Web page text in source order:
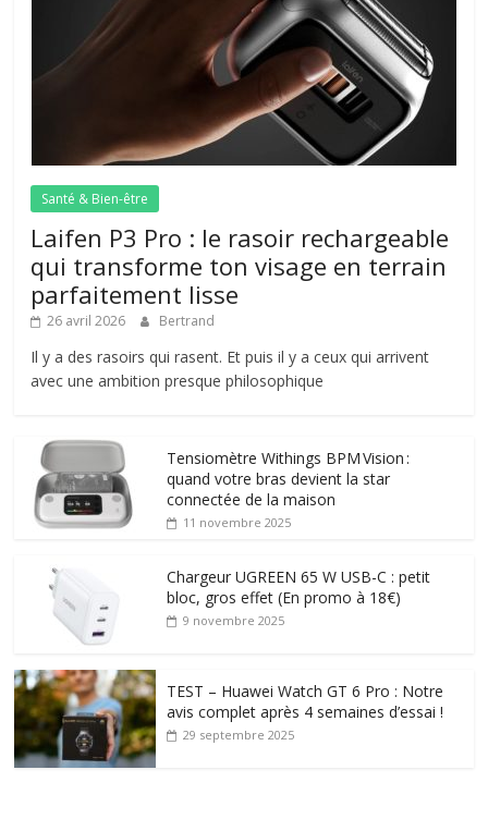
Santé & Bien-être
Laifen P3 Pro : le rasoir rechargeable
qui transforme ton visage en terrain
parfaitement lisse
26 avril 2026 Bertrand
Il y a des rasoirs qui rasent. Et puis il y a ceux qui arrivent
avec une ambition presque philosophique
Tensiomètre Withings BPM Vision :
quand votre bras devient la star
connectée de la maison
11 novembre 2025
Chargeur UGREEN 65 W USB-C : petit
bloc, gros effet (En promo à 18€)
9 novembre 2025
TEST – Huawei Watch GT 6 Pro : Notre
avis complet après 4 semaines d’essai !
29 septembre 2025